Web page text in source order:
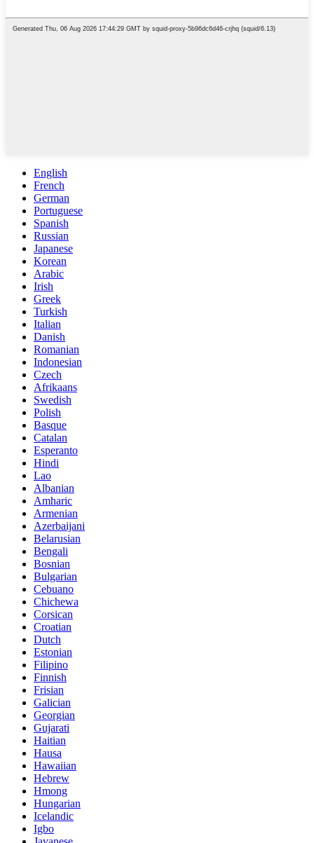
English
French
German
Portuguese
Spanish
Russian
Japanese
Korean
Arabic
Irish
Greek
Turkish
Italian
Danish
Romanian
Indonesian
Czech
Afrikaans
Swedish
Polish
Basque
Catalan
Esperanto
Hindi
Lao
Albanian
Amharic
Armenian
Azerbaijani
Belarusian
Bengali
Bosnian
Bulgarian
Cebuano
Chichewa
Corsican
Croatian
Dutch
Estonian
Filipino
Finnish
Frisian
Galician
Georgian
Gujarati
Haitian
Hausa
Hawaiian
Hebrew
Hmong
Hungarian
Icelandic
Igbo